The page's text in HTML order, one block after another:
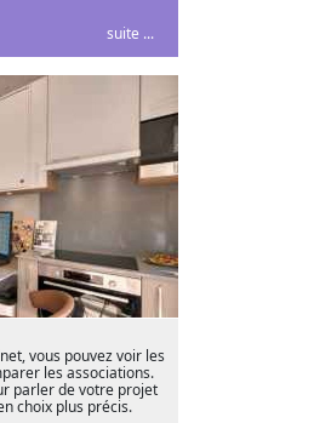
suite ...
vous pouvez voir les
les associations.
parler de votre projet
choix plus précis.